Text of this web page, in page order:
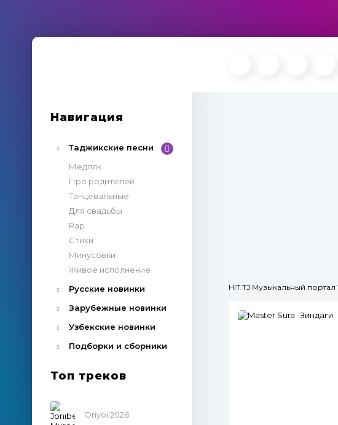
Навигация
Таджикские песни
Медляк
Про родителей
Танцевальные
Для свадьбы
Rap
Стихи
Минусовки
Живое исполнение
Русские новинки
Зарубежные новинки
Узбекские новинки
Подборки и сборники
Топ треков
Oriyoi 2026
HIT.TJ Музыкальный портал